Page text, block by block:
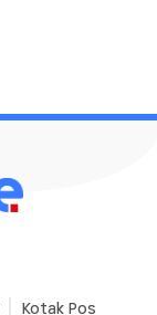
Kotak Pos